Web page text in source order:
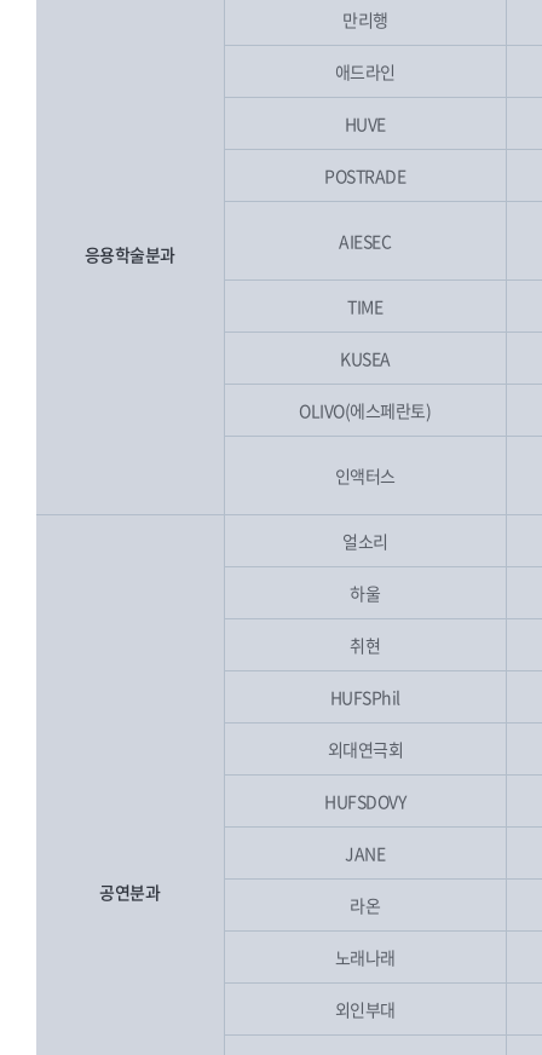
응용학술분과
만리행
애드라인
HUVE
POSTRADE
AIESEC
TIME
KUSEA
OLIVO(에스페란토)
인액터스
공연분과
얼소리
하울
취현
HUFSPhil
외대연극회
HUFSDOVY
JANE
라온
노래나래
외인부대